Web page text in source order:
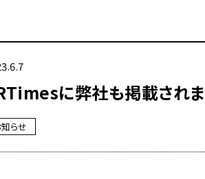
に弊社も掲載され
らせ